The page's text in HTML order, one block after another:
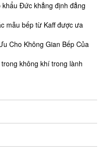
khẩu Đức khẳng định đẳng
mẫu bếp từ Kaff được ưa
Cho Không Gian Bếp Của
không khí trong lành